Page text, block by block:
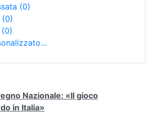
(0)
(0)
(0)
Nazionale: «Il gioco
in Italia»